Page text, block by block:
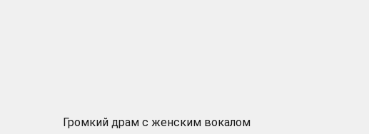
Громкий драм с женским вокалом